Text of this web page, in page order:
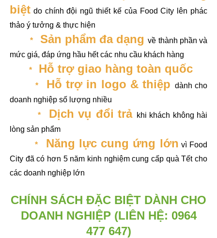
biệt do chính đội ngũ thiết kế của Food City lên phác
thảo ý tưởng & thực hiện
*
Sản phẩm đa dạngvề thành phần và
mức giá, đáp ứng hầu hết các nhu cầu khách hàng
*
Hỗ trợ giao hàng toàn quốc
* Hỗ trợ in logo & thiệp dành cho
doanh nghiệp số lượng nhiều
*
Dịch vụ đổi trả
khi khách không hài
lòng sản phẩm
*
Năng lực cung ứng lớn vì Food
City đã có hơn 5 năm kinh nghiệm cung cấp quà Tết cho
các doanh nghiệp lớn
CHÍNH SÁCH ĐẶC BIỆT DÀNH CHO
DOANH NGHIỆP (LIÊN HỆ: 0964
477 647)